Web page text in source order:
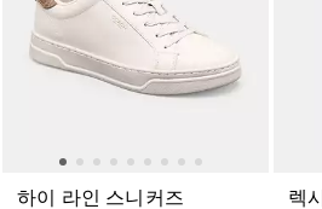
하이 라인 스니커즈
렉